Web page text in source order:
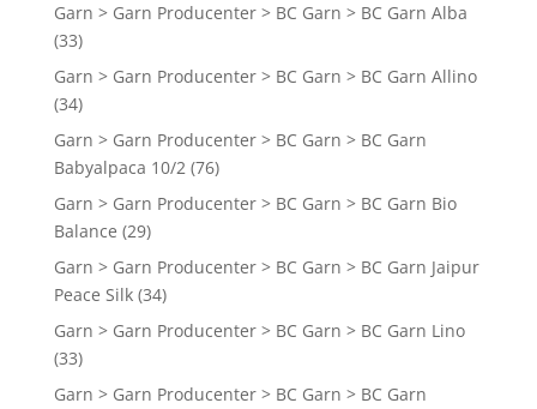
Garn > Garn Producenter > BC Garn > BC Garn Alba
(33)
Garn > Garn Producenter > BC Garn > BC Garn Allino
(34)
Garn > Garn Producenter > BC Garn > BC Garn
Babyalpaca 10/2 (76)
Garn > Garn Producenter > BC Garn > BC Garn Bio
Balance (29)
Garn > Garn Producenter > BC Garn > BC Garn Jaipur
Peace Silk (34)
Garn > Garn Producenter > BC Garn > BC Garn Lino
(33)
Garn > Garn Producenter > BC Garn > BC Garn